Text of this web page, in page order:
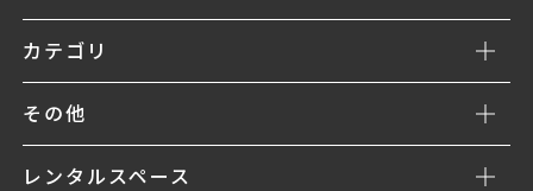
カテゴリ
その他
レンタルスペース